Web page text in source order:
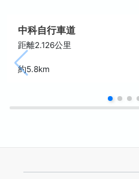
中科自行車道
距離2.126公里
約5.8km